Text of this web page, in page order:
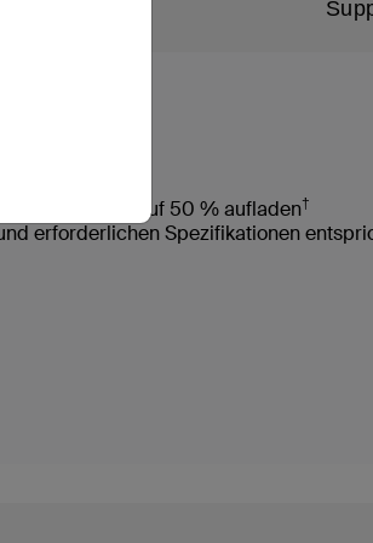
Minuten von 0 auf 50 % aufladen†
erforderlichen Spezifikationen